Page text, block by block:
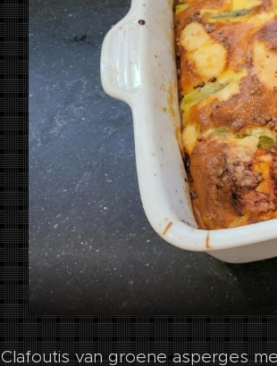
Clafoutis van groene asperges